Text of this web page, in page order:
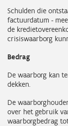
Schulden die
factuurdatum -
de
crisiswaarborg
Bedrag
De waarborg kan
dekken.
De
over het gebruik
waarborgbedrag